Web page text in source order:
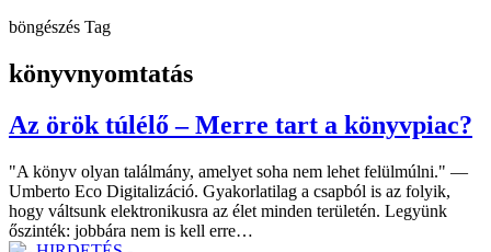
böngészés Tag
könyvnyomtatás
Az örök túlélő – Merre tart a könyvpiac?
"A könyv olyan találmány, amelyet soha nem lehet felülmúlni." —
Umberto Eco Digitalizáció. Gyakorlatilag a csapból is az folyik,
hogy váltsunk elektronikusra az élet minden területén. Legyünk
őszinték: jobbára nem is kell erre…